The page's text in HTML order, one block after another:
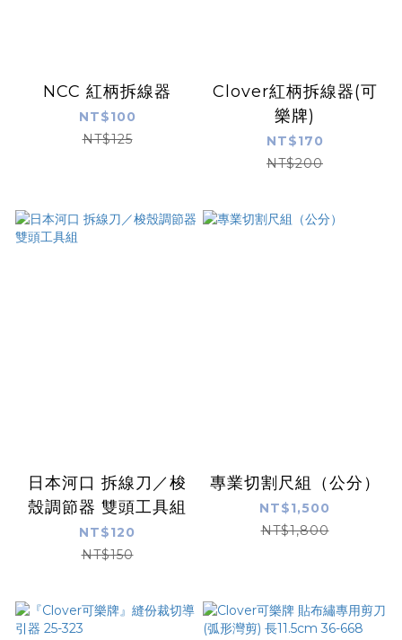
NCC 紅柄拆線器
NT$100
NT$125
Clover紅柄拆線器(可
樂牌)
NT$170
NT$200
日本河口 拆線刀／梭
殼調節器 雙頭工具組
NT$120
NT$150
專業切割尺組（公分）
NT$1,500
NT$1,800